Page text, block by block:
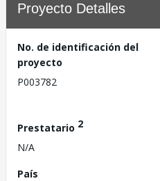
Proyecto Detalles
No. de identificación del
proyecto
P003782
Prestatario 2
N/A
País